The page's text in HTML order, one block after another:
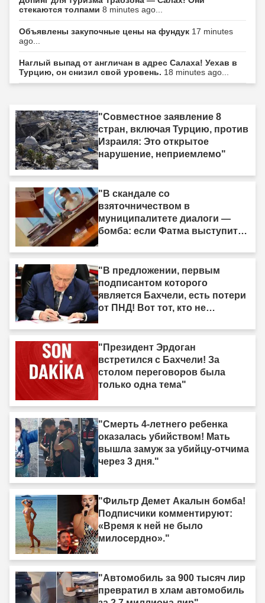
стекаются толпами 8 minutes ago...
Объявлены закупочные цены на фундук 17 minutes
ago...
Наглый выпад от англичан в адрес Салаха! Уехав в
Турцию, он снизил свой уровень. 18 minutes ago...
"Совместное заявление 8
стран, включая Турцию, против
Израиля: Это открытое
нарушение, неприемлемо"
"В скандале со
взяточничеством в
муниципалитете диалоги —
бомба: если Фатма выступит
"В предложении, первым
подписантом которого
является Бахчели, есть потери
от ПНД! Вот тот, кто не
"Президент Эрдоган
встретился с Бахчели! За
столом переговоров была
только одна тема"
"Смерть 4-летнего ребенка
оказалась убийством! Мать
вышла замуж за убийцу-отчима
через 3 дня."
"Фильтр Демет Акалын бомба!
Подписчики комментируют:
«Время к ней не было
милосердно»."
"Автомобиль за 900 тысяч лир
превратил в хлам автомобиль